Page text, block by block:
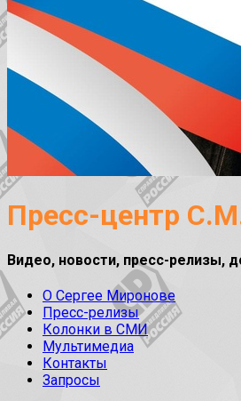
Пресс-центр
Видео, новости, пресс-релизы,
О Сергее Миронове
Пресс-релизы
Колонки в СМИ
Мультимедиа
Контакты
Запросы